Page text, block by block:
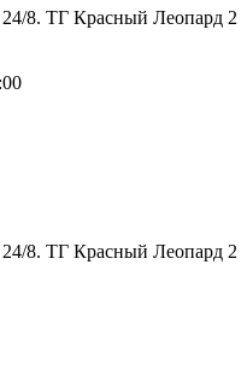
24/8. ТГ Красный Леопард 2
24/8. ТГ Красный Леопард 2